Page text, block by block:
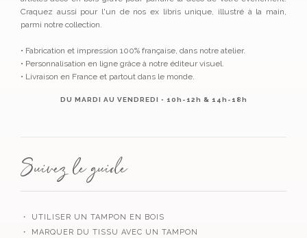
Craquez aussi pour l'un de nos ex libris unique, illustré à la main,
parmi notre collection.
• Fabrication et impression 100% française, dans notre atelier.
• Personnalisation en ligne grâce à notre éditeur visuel.
• Livraison en France et partout dans le monde.
DU MARDI AU VENDREDI • 10h-12h & 14h-18h
Suivez le guide
・ UTILISER UN TAMPON EN BOIS
・ MARQUER DU TISSU AVEC UN TAMPON